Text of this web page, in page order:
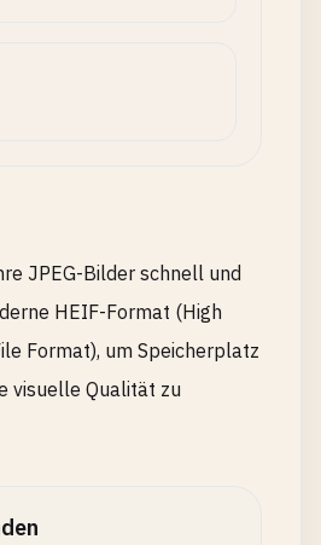
JPEG-Bilder schnell und
HEIF-Format (High
Format), um Speicherplatz
visuelle Qualität zu